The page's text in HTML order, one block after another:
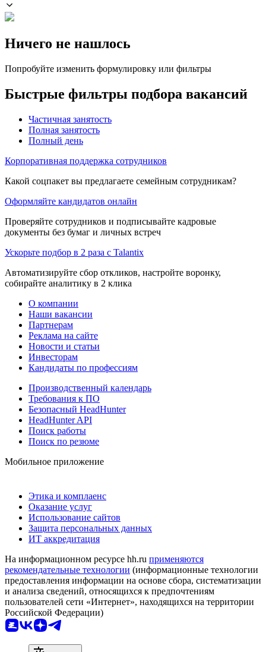
Ничего не нашлось
Попробуйте изменить формулировку или фильтры
Быстрые фильтры подбора вакансий
Частичная занятость
Полная занятость
Полный день
Корпоративная поддержка сотрудников
Какой соцпакет вы предлагаете семейным сотрудникам?
Оформляйте кандидатов онлайн
Проверяйте сотрудников и подписывайте кадровые
документы без бумаг и личных встреч
Ускорьте подбор в 2 раза с Talantix
Автоматизируйте сбор откликов, настройте воронку,
собирайте аналитику в 2 клика
О компании
Наши вакансии
Партнерам
Реклама на сайте
Новости и статьи
Инвесторам
Кандидаты по профессиям
Производственный календарь
Требования к ПО
Безопасный HeadHunter
HeadHunter API
Поиск работы
Поиск по резюме
Мобильное приложение
Этика и комплаенс
Оказание услуг
Использование сайтов
Защита персональных данных
ИТ аккредитация
На информационном ресурсе hh.ru применяются
рекомендательные технологии (информационные технологии
предоставления информации на основе сбора, систематизации
и анализа сведений, относящихся к предпочтениям
пользователей сети «Интернет», находящихся на территории
Российской Федерации)